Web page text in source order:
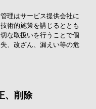
理はサービス提供会社に
術的施策を講じるととも
な取扱いを行うことで個
、改ざん、漏えい等の危
、削除